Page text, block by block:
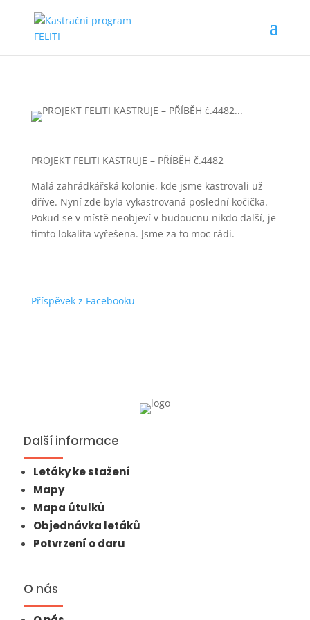
PROJEKT FELITI KASTRUJE – PŘÍBĚH č.4482
Malá zahrádkářská kolonie, kde jsme kastrovali už
dříve. Nyní zde byla vykastrovaná poslední kočička.
Pokud se v místě neobjeví v budoucnu nikdo další, je
tímto lokalita vyřešena. Jsme za to moc rádi.
Příspěvek z Facebooku
Další informace
Letáky ke stažení
Mapy
Mapa útulků
Objednávka letáků
Potvrzení o daru
O nás